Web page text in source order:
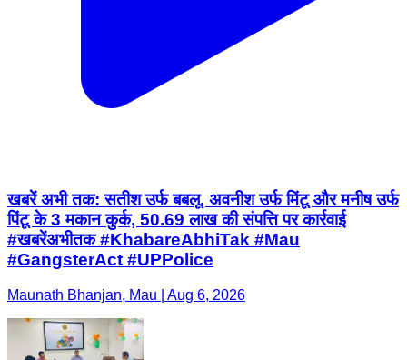
खबरें अभी तक: सतीश उर्फ बबलू, अवनीश उर्फ मिंटू और मनीष उर्फ
पिंटू के 3 मकान कुर्क, 50.69 लाख की संपत्ति पर कार्रवाई
#खबरेंअभीतक #KhabareAbhiTak #Mau
#GangsterAct #UPPolice
Maunath Bhanjan, Mau | Aug 6, 2026